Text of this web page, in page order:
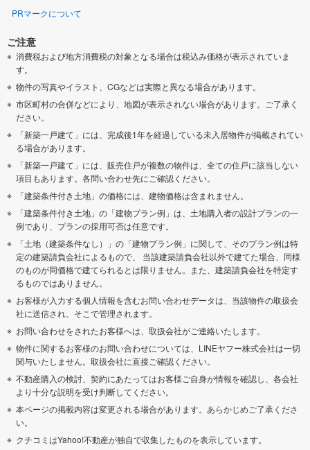
PRマークについて
ご注意
消費税および地方消費税の対象となる場合は税込み価格が表示されていま
す。
物件の写真やイラスト、CGなどは実際と異なる場合があります。
市区町村の合併などにより、地図が表示されない場合があります。ご了承く
ださい。
「新築一戸建て」には、完成後1年を経過している未入居物件が掲載されてい
る場合があります。
「新築一戸建て」には、販売住戸が複数の物件は、全ての住戸に該当しない
項目もあります。各問い合わせ先にご確認ください。
「建築条件付き土地」の価格には、建物価格は含まれません。
「建築条件付き土地」の「建物プラン例」は、土地購入者の設計プランの一
例であり、プランの採用可否は任意です。
「土地（建築条件なし）」の「建物プラン例」に関して、そのプラン例は特
定の建築請負会社によるもので、 当該建築請負会社以外で建てた場合、同様
のものが同価格で建てられるとは限りません。また、建築請負会社を特定す
るものではありません。
お客様が入力する個人情報を含むお問い合わせデータは、当該物件の取扱会
社に送信され、そこで管理されます。
お問い合わせをされたお客様へは、取扱会社がご連絡いたします。
物件に関するお客様のお問い合わせについては、LINEヤフー株式会社は一切
関与いたしません。取扱会社に直接ご確認ください。
不動産購入の検討、契約にあたってはお客様ご自身が情報を確認し、各会社
より十分な説明を受け判断してください。
本ページの掲載内容は変更される場合があります。あらかじめご了承くださ
い。
クチコミはYahoo!不動産が独自で収集したものを表示しています。